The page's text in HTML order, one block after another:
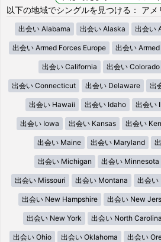
以下の地域でシングルを見つける： アメ
出会い Alabama 出会い Alaska 出会い
出会い Armed Forces Europe 出会い
出会い California 出会い Colorado
出会い Connecticut 出会い Delaware 出
出会い Hawaii 出会い Idaho 出会い
出会い Iowa 出会い Kansas 出会い
出会い Maine 出会い Maryland
出会い Michigan 出会い Minnesota
出会い Missouri 出会い Montana 出会い
出会い New Hampshire 出会い New
出会い New York 出会い North Carolina
出会い Ohio 出会い Oklahoma 出会い